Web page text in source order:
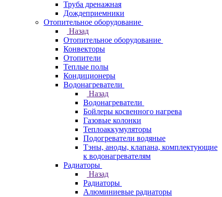
Труба дренажная
Дождеприемники
Отопительное оборудование
Назад
Отопительное оборудование
Конвекторы
Отопители
Теплые полы
Кондиционеры
Водонагреватели
Назад
Водонагреватели
Бойлеры косвенного нагрева
Газовые колонки
Теплоаккумуляторы
Подогреватели водяные
Тэны, аноды, клапана, комплектующие
к водонагревателям
Радиаторы
Назад
Радиаторы
Алюминиевые радиаторы